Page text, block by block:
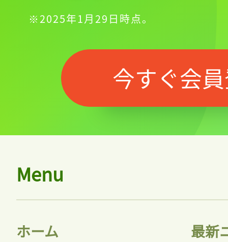
※2025年1月29日時点。
今すぐ会
Menu
ホーム 最新